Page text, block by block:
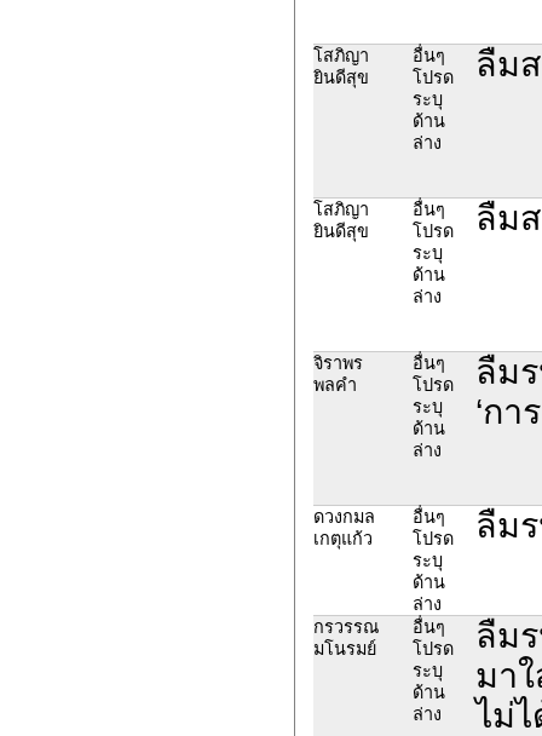
โสภิญา
ยินดีสุข
อื่นๆ
โปรด
ระบุ
ด้าน
ล่าง
ลืม
โสภิญา
ยินดีสุข
อื่นๆ
โปรด
ระบุ
ด้าน
ล่าง
ลืม
จิราพร
พลคำ
อื่นๆ
โปรด
ระบุ
ด้าน
ล่าง
ลืม
‘ก
ดวงกมล
เกตุแก้ว
อื่นๆ
โปรด
ระบุ
ด้าน
ล่าง
ลืม
กรวรรณ
มโนรมย์
อื่นๆ
โปรด
ระบุ
ด้าน
ล่าง
ลืม
มา
ไม่ไ